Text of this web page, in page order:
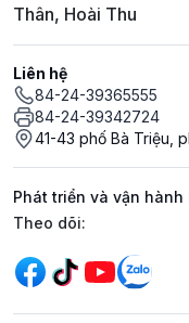
Thân, Hoài Thu
Liên hệ
84-24-39365555
84-24-39342724
41-43 phố Bà Triệu,
Phát triển và vận hành
Mạng xã hội
Theo dõi: